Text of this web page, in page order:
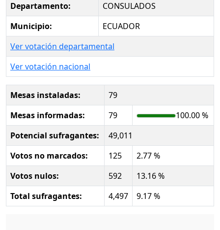
Departamento:
CONSULADOS
Municipio:
ECUADOR
Ver votación departamental
Ver votación nacional
Mesas instaladas:
79
Mesas informadas:
79
100.00 %
Potencial sufragantes:
49,011
Votos no marcados:
125
2.77 %
Votos nulos:
592
13.16 %
Total sufragantes:
4,497 9.17 %